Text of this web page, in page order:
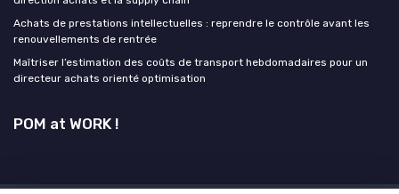
Achats de prestations intellectuelles : reprendre le contrôle avant les
renouvellements de rentrée
Maîtriser l’estimation des coûts de transport hebdomadaires pour un
directeur achats orienté optimisation
POM at WORK !